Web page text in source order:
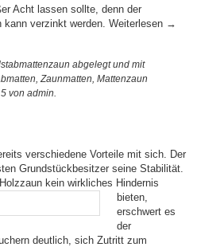
Acht lassen sollte, denn der
verzinkt werden. Weiterlesen →
abgelegt und mit
,Zaunmatten, Mattenzaun
von admin.
verschiedene Vorteile mit sich. Der
Grundstückbesitzer seine Stabilität.
Holzzaun kein wirkliches Hindernis
bieten,
erschwert es
der
deutlich, sich Zutritt zum